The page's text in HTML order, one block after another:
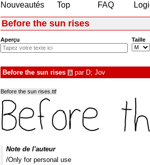
Nouveautés
Top
FAQ
Before the sun rises
Aperçu Taille
Before the sun rises à par D; Jov
Before the sun rises.ttf
Note de l'auteur
/Only for personal use